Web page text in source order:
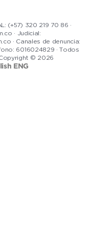
(+57) 320 219 70 86 ·
· Judicial:
· Canales de denuncia:
6016024829 · Todos
© 2026
ENG